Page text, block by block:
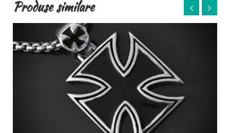
Produse similare